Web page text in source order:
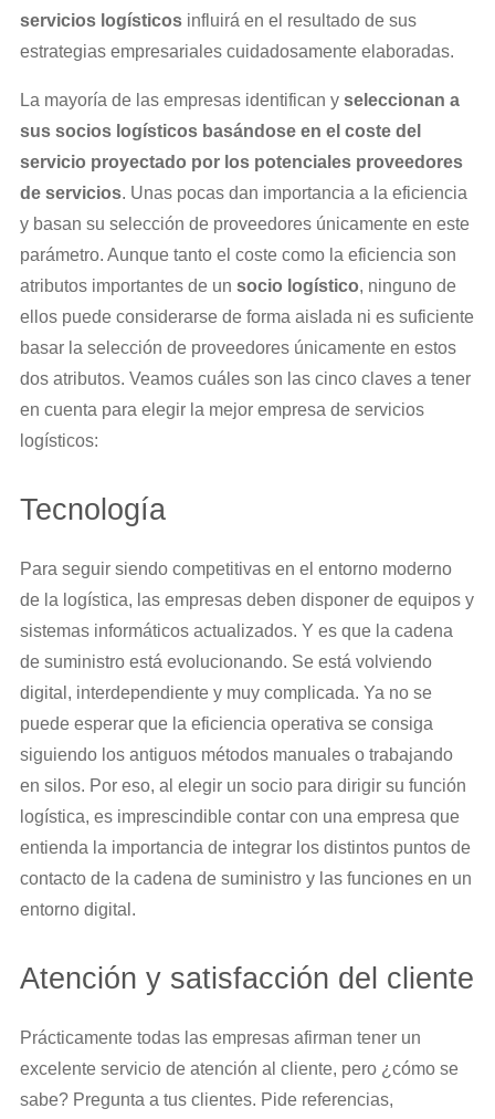
servicios logísticosinfluirá en el resultado de sus
estrategias empresariales cuidadosamente elaboradas.
La mayoría de las empresas identifican y seleccionan a
sus socios logísticos basándose en el coste del
servicio proyectado por los potenciales proveedores
de servicios. Unas pocas dan importancia a la eficiencia
y basan su selección de proveedores únicamente en este
parámetro. Aunque tanto el coste como la eficiencia son
atributos importantes de un socio logístico, ninguno de
ellos puede considerarse de forma aislada ni es suficiente
basar la selección de proveedores únicamente en estos
dos atributos. Veamos cuáles son las cinco claves a tener
en cuenta para elegir la mejor empresa de servicios
logísticos:
Tecnología
Para seguir siendo competitivas en el entorno moderno
de la logística, las empresas deben disponer de equipos y
sistemas informáticos actualizados. Y es que la cadena
de suministro está evolucionando. Se está volviendo
digital, interdependiente y muy complicada. Ya no se
puede esperar que la eficiencia operativa se consiga
siguiendo los antiguos métodos manuales o trabajando
en silos. Por eso, al elegir un socio para dirigir su función
logística, es imprescindible contar con una empresa que
entienda la importancia de integrar los distintos puntos de
contacto de la cadena de suministro y las funciones en un
entorno digital.
Atención y satisfacción del cliente
Prácticamente todas las empresas afirman tener un
excelente servicio de atención al cliente, pero ¿cómo se
sabe? Pregunta a tus clientes. Pide referencias,